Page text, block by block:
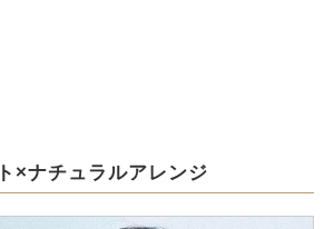
×ナチュラルアレンジ